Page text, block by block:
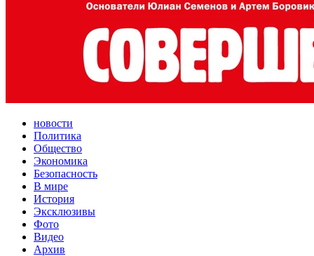
новости
Политика
Общество
Экономика
Безопасность
В мире
История
Эксклюзивы
Фото
Видео
Архив